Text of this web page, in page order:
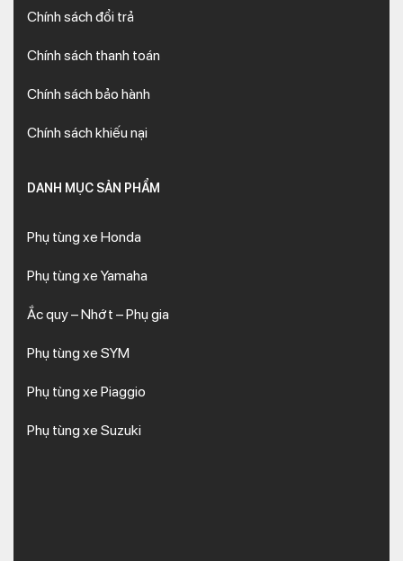
Chính sách đổi trả
Chính sách thanh toán
Chính sách bảo hành
Chính sách khiếu nại
DANH MỤC SẢN PHẨM
Phụ tùng xe Honda
Phụ tùng xe Yamaha
Ắc quy – Nhớt – Phụ gia
Phụ tùng xe SYM
Phụ tùng xe Piaggio
Phụ tùng xe Suzuki